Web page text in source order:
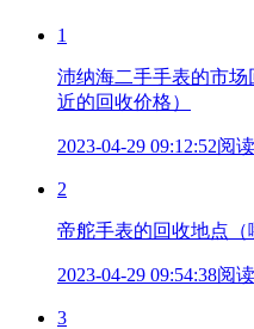
1
沛纳海二手手表的市
近的回收价格）
2023-04-29 09:12:52阅
2
帝舵手表的回收地点（
2023-04-29 09:54:38阅
3